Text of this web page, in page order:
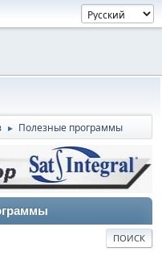
► Полезные программы
ПОИСК